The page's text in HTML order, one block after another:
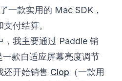
一款实用的 Mac SDK，
付结算。
，我主要通过 Paddle 销
一款自适应屏幕亮度调节
还开始销售 Clop （一款用